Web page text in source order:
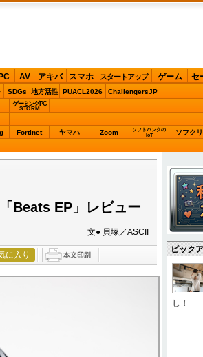
AV アキバ スマホ スタートアップ ゲーム セ
SDGs 地方活性 PUACL2026 ChallengersJP
ゲーミングPC
STORM
Fortinet ヤマハ Zoom
ソフトバンクの
IoT
ソフクリ
Beats EP」レビュー
文● 貝塚／ASCII
に入り
ピック
し！